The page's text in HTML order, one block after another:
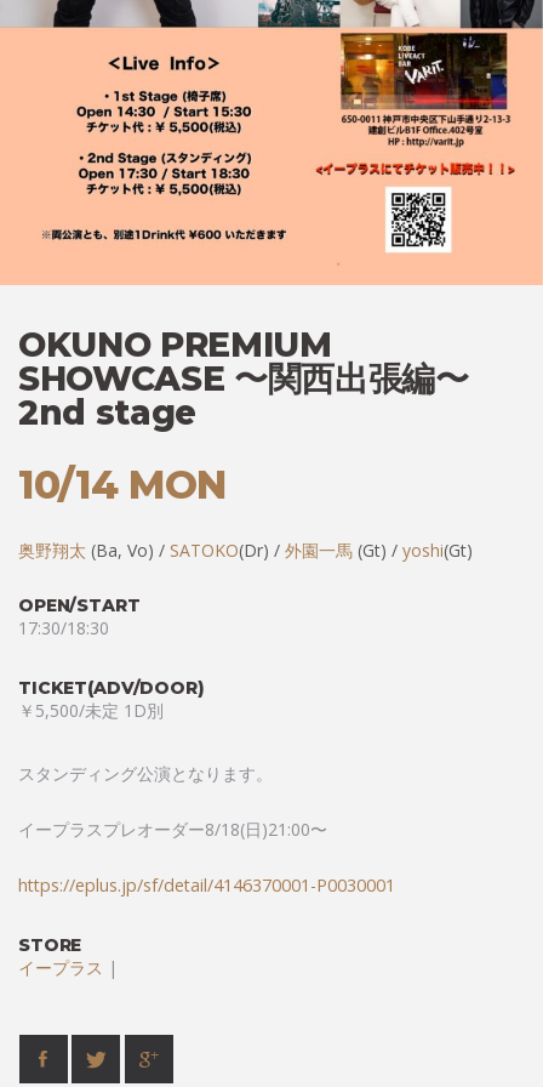
OKUNO PREMIUM
SHOWCASE 〜関西出張編〜
2nd stage
10/14 MON
奥野翔太 (Ba, Vo) / SATOKO(Dr) / 外園一馬 (Gt) / yoshi(Gt)
OPEN/START
17:30/18:30
TICKET(ADV/DOOR)
￥5,500/未定 1D別
スタンディング公演となります。
イープラスプレオーダー8/18(日)21:00〜
https://eplus.jp/sf/detail/4146370001-P0030001
STORE
イープラス |